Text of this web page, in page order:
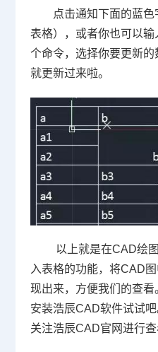
点击通知下面的蓝
表格），或者你也可以输
个命令，选择你要更新
就更新过来啦。
以上就是在CAD绘
入表格的功能，将CAD
现出来，方便我们的查看
安装浩辰CAD软件试试
关注浩辰CAD官网进行查